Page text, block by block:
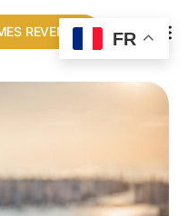
REVENUS FR